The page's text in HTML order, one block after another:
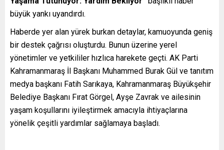
büyük yankı uyandırdı.
Haberde yer alan yürek burkan detaylar, kamuoyunda geniş
bir destek çağrısı oluşturdu. Bunun üzerine yerel
yönetimler ve yetkililer hızlıca harekete geçti. AK Parti
Kahramanmaraş İl Başkanı Muhammed Burak Gül ve tanıtım
medya başkanı Fatih Sarıkaya, Kahramanmaraş Büyükşehir
Belediye Başkanı Fırat Görgel, Ayşe Zavrak ve ailesinin
yaşam koşullarını iyileştirmek amacıyla ihtiyaçlarına
yönelik çeşitli yardımlar sağlamaya başladı.